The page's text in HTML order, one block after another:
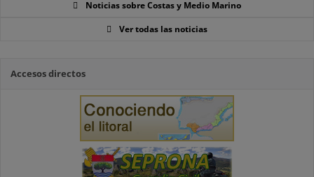
Noticias sobre Costas y Medio Marino
Ver todas las noticias
Accesos directos